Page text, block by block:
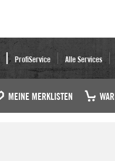
ProfiService Alle Services
MEINE MERKLISTEN